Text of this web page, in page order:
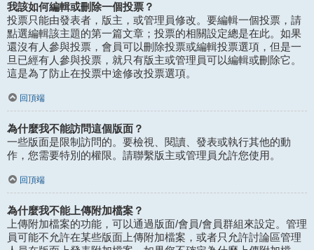
我該如何編輯或刪除一個投票？
投票只能由發表者，版主，或管理員修改。要編輯一個投票，請
點選編輯該主題的第一篇文章；投票的相關設定總是在此。如果
還沒有人參與投票，會員可以刪除投票或編輯投票選項，但是一
旦已經有人參與投票，就只有版主或管理員可以編輯或刪除它。
這是為了防止在投票中途修改投票選項。
回頂端
為什麼我不能訪問這個版面？
一些版面是限制訪問的。要檢視、閱讀、發表或執行其他的動
作，您需要特別的權限。請聯繫版主或管理員允許您使用。
回頂端
為什麼我不能上傳附加檔案？
上傳附加檔案的功能，可以通過版面/會員/會員群組來設定。管理
員可能不允許在某些版面上傳附加檔案，或者只允許討論區管理